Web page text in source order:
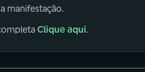
manifestação.
Clique aqui.